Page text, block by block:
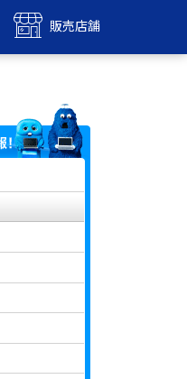
販売店舗
UQ WiMAX
販売店舗